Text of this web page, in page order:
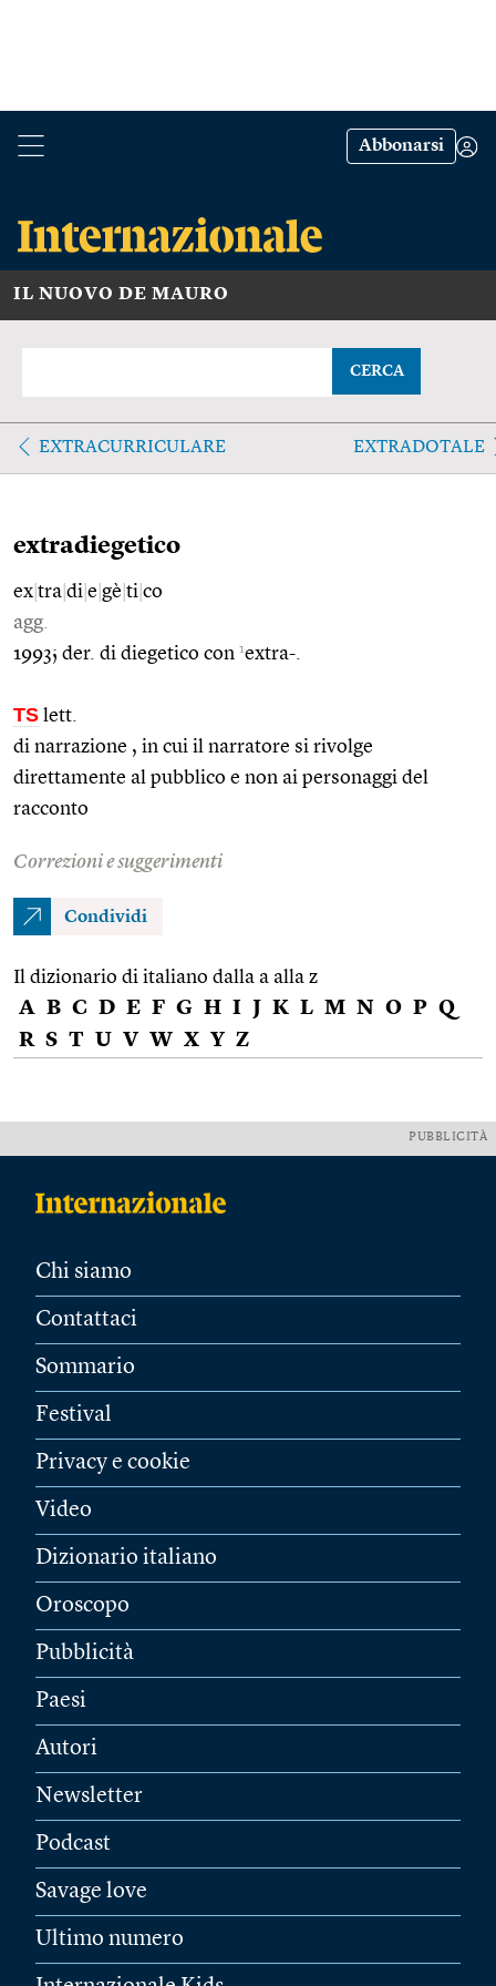
Abbonarsi
IL NUOVO DE MAURO
CERCA
EXTRACURRICULARE EXTRADOTALE
extradiegetico
ex tra di e gè ti co
agg.
1993; der. di diegetico con 1extra-.
TS lett.
di narrazione , in cui il narratore si rivolge
direttamente al pubblico e non ai personaggi del
racconto
Correzioni e suggerimenti
Condividi
Il dizionario di italiano dalla a alla z
A B C D E F G H I J K L M N O P Q
R S T U V W X Y Z
PUBBLICITÀ
Chi siamo
Contattaci
Sommario
Festival
Privacy e cookie
Video
Dizionario italiano
Oroscopo
Pubblicità
Paesi
Autori
Newsletter
Podcast
Savage love
Ultimo numero